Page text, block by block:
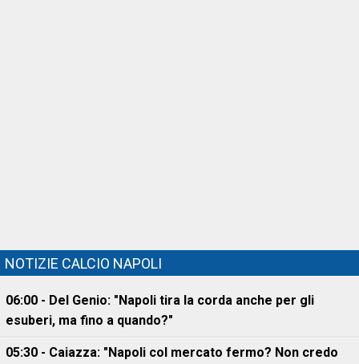
NOTIZIE CALCIO NAPOLI
06:00 - Del Genio: "Napoli tira la corda anche per gli
esuberi, ma fino a quando?"
05:30 - Caiazza: "Napoli col mercato fermo? Non credo